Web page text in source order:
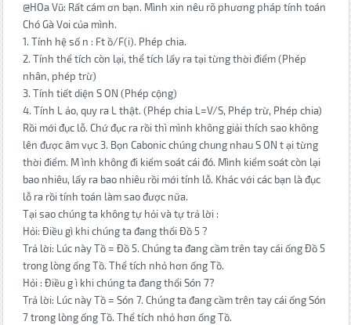
@HOa Vũ: Rất cám ơn bạn. Mình xin nêu rõ phương pháp tính toán
Chó Gà Voi của mình.
1. Tính hệ số n : Ft ồ/F(i). Phép chia.
2. Tính thể tích còn lại, thể tích lấy ra tại từng thời điểm (Phép
nhân, phép trừ)
3. Tính tiết diện S ON (Phép cộng)
4. Tính L ảo, quy ra L thật. (Phép chia L=V/S, Phép trừ, Phép chia)
Rồi mới đục lỗ. Chứ đục ra rồi thì mình không giải thích sao không
lên được âm vực 3. Bọn Cabonic chúng chung nhau S ON t ại từng
thời điểm. M ình không đi kiểm soát cái đó. Mình kiểm soát còn lại
bao nhiêu, lấy ra bao nhiêu rồi mới tính lỗ. Khác với các bạn là đục
lỗ ra rồi tính toán làm sao được nữa.
Tại sao chúng ta không tự hỏi và tự trả lời :
Hỏi: Điều gì khi chúng ta đang thổi Đồ 5 ?
Trả lời: Lúc này Tồ = Đồ 5. Chúng ta đang cầm trên tay cái ống Đồ 5
trong lòng ống Tồ. Thể tích nhỏ hơn ống Tồ.
Hỏi : Điều g ì khi chúng ta đang thổi Són 7?
Trả lời: Lúc này Tồ = Són 7. Chúng ta đang cầm trên tay cái ống Són
7 trong lòng ống Tồ. Thể tích nhỏ hơn ống Tồ.